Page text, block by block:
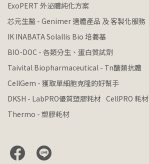
ExoPERT 外泌體純化方案
芯元生醫 - Genimer 適體產品 及 客製化服務
IK INABATA Solallis Bio 培養基
BIO-DOC - 各類分生、蛋白質試劑
Taivital Biopharmaceutical - Tn醣類抗體
CellGem - 獲取單細胞克隆的好幫手
DKSH - LabPRO優質塑膠耗材 CellPRO 耗材
Thermo - 塑膠耗材